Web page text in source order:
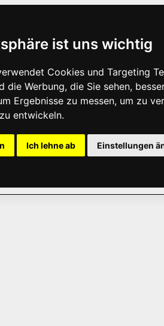
ist uns wichtig
Cookies und Targeting
die Werbung, die Sie sehen,
Ergebnisse zu messen, um zu
entwickeln.
Ich lehne ab Einstellungen